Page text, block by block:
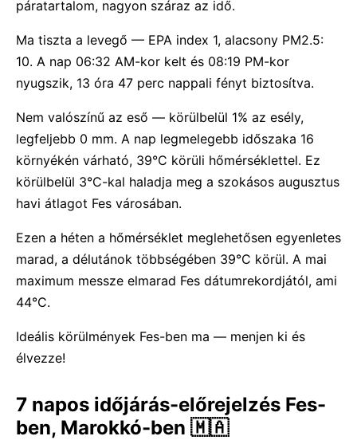
páratartalom, nagyon száraz az idő.
Ma tiszta a levegő — EPA index 1, alacsony PM2.5:
10. A nap 06:32 AM-kor kelt és 08:19 PM-kor
nyugszik, 13 óra 47 perc nappali fényt biztosítva.
Nem valószínű az eső — körülbelül 1% az esély,
legfeljebb 0 mm. A nap legmelegebb időszaka 16
környékén várható, 39°C körüli hőmérséklettel. Ez
körülbelül 3°C-kal haladja meg a szokásos augusztus
havi átlagot Fes városában.
Ezen a héten a hőmérséklet meglehetősen egyenletes
marad, a délutánok többségében 39°C körül. A mai
maximum messze elmarad Fes dátumrekordjától, ami
44°C.
Ideális körülmények Fes-ben ma — menjen ki és
élvezze!
7 napos időjárás-előrejelzés Fes-
ben, Marokkó-ben 🇲🇦